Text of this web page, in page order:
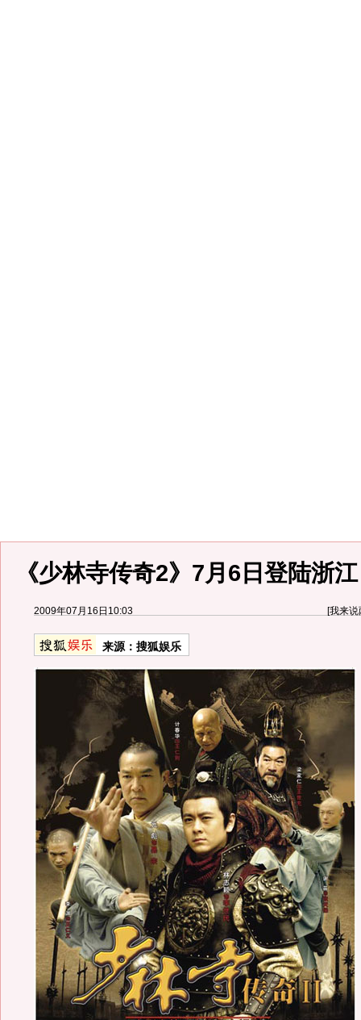
《少林寺传奇2》7月6日登陆浙
2009年07月16日10:03 [我来说
来源： 搜狐娱乐